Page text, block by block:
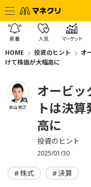
新着 人気 マーケット
HOME 投資のヒント
オ
けて株価が大幅高に
金山 敏之
オービッ
トは決
高に
投資のヒント
2025/01/30
株式 決算